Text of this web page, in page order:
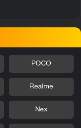
POCO
Realme
Nex